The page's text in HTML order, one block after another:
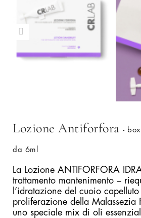
Lozione Antiforfora -
da 6ml
La Lozione ANTIFORFORA
trattamento mantenimento –
l’idratazione del cuoio
proliferazione della Malassezia
uno speciale mix di oli